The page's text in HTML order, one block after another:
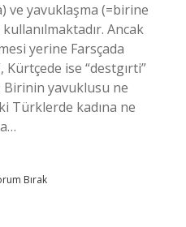
ve yavuklaşma (=birine
Ancak
yerine Farsçada
Kürtçede ise “destgırti”
yavuklusu ne
Türklerde kadına ne
Bırak